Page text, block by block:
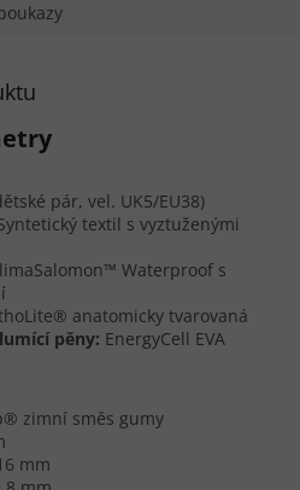
pár, vel. UK5/EU38)
textil s vyztuženými
Waterproof s
anatomicky tvarovaná
pěny: EnergyCell EVA
zimní směs gumy
mm